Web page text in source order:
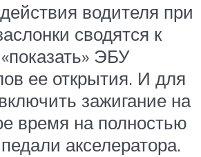
водителя при
сводятся к
ЭБУ
ее открытия. И для
зажигание на
время на полностью
акселератора.